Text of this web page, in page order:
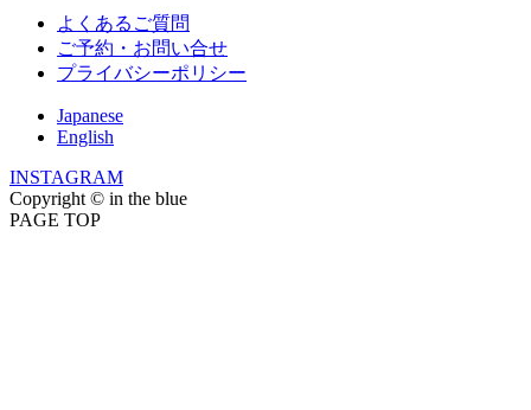
よくあるご質問
ご予約・お問い合せ
プライバシーポリシー
Japanese
English
INSTAGRAM
Copyright © in the blue
PAGE TOP